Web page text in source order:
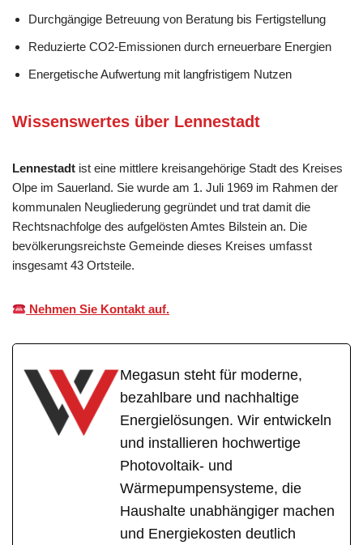
Durchgängige Betreuung von Beratung bis Fertigstellung
Reduzierte CO2-Emissionen durch erneuerbare Energien
Energetische Aufwertung mit langfristigem Nutzen
Wissenswertes über Lennestadt
Lennestadt ist eine mittlere kreisangehörige Stadt des Kreises
Olpe im Sauerland. Sie wurde am 1. Juli 1969 im Rahmen der
kommunalen Neugliederung gegründet und trat damit die
Rechtsnachfolge des aufgelösten Amtes Bilstein an. Die
bevölkerungsreichste Gemeinde dieses Kreises umfasst
insgesamt 43 Ortsteile.
Nehmen Sie Kontakt auf.
Megasun steht für moderne,
bezahlbare und nachhaltige
Energielösungen. Wir entwickeln
und installieren hochwertige
Photovoltaik- und
Wärmepumpensysteme, die
Haushalte unabhängiger machen
und Energiekosten deutlich